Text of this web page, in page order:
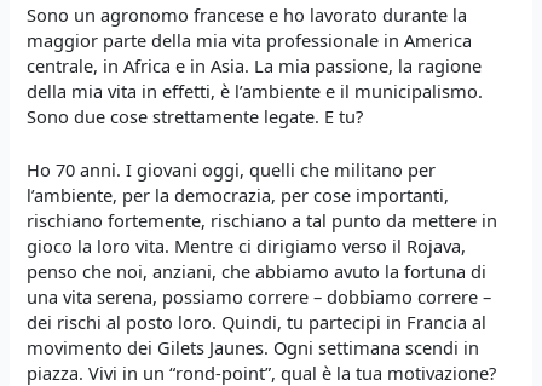
Sono un agronomo francese e ho lavorato durante la
maggior parte della mia vita professionale in America
centrale, in Africa e in Asia. La mia passione, la ragione
della mia vita in effetti, è l’ambiente e il municipalismo.
Sono due cose strettamente legate. E tu?
Ho 70 anni. I giovani oggi, quelli che militano per
l’ambiente, per la democrazia, per cose importanti,
rischiano fortemente, rischiano a tal punto da mettere in
gioco la loro vita. Mentre ci dirigiamo verso il Rojava,
penso che noi, anziani, che abbiamo avuto la fortuna di
una vita serena, possiamo correre – dobbiamo correre –
dei rischi al posto loro. Quindi, tu partecipi in Francia al
movimento dei Gilets Jaunes. Ogni settimana scendi in
piazza. Vivi in un “rond-point”, qual è la tua motivazione?